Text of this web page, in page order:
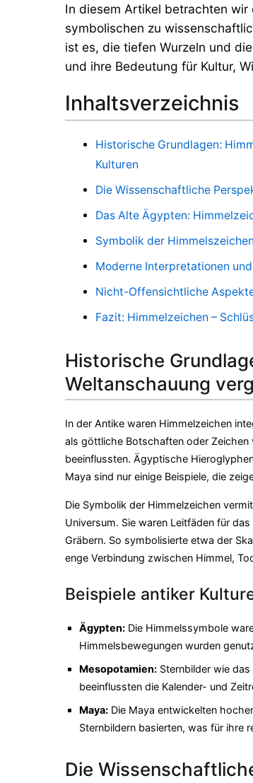
In diesem Artikel betrachten
symbolischen zu
ist es, die tiefen Wurzeln und
und ihre Bedeutung für Kultur,
Inhaltsverzeichnis
Historische Grundlagen:
Kulturen
Die Wissenschaftliche
Das Alte Ägypten:
Symbolik der
Moderne Interpretationen
Nicht-Offensichtliche
Fazit: Himmelzeichen –
Historische
Weltanschauung
In der Antike waren Himmelzeichen
als göttliche Botschaften oder
beeinflussten. Ägyptische
Maya sind nur einige Beispiele, die
Die Symbolik der Himmelzeichen
Universum. Sie waren Leitfäden für
Gräbern. So symbolisierte etwa der
enge Verbindung zwischen Himmel,
Beispiele antiker
Ägypten: Die Himmelssymbole
Himmelsbewegungen wurden
Mesopotamien: Sternbilder wie
beeinflussten die Kalender- und
Maya: Die Maya entwickelten
Sternbildern basierten, was für ihre
Die